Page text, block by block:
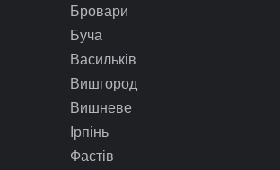
Бровари
Буча
Васильків
Вишгород
Вишневе
Ірпінь
Фастів